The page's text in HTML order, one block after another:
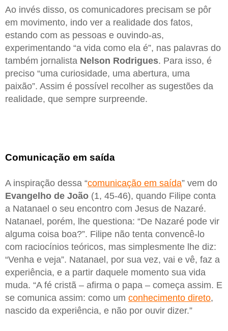
Ao invés disso, os comunicadores precisam se pôr
em movimento, indo ver a realidade dos fatos,
estando com as pessoas e ouvindo-as,
experimentando “a vida como ela é”, nas palavras do
também jornalista Nelson Rodrigues. Para isso, é
preciso “uma curiosidade, uma abertura, uma
paixão”. Assim é possível recolher as sugestões da
realidade, que sempre surpreende.
Comunicação em saída
A inspiração dessa “comunicação em saída” vem do
Evangelho de João (1, 45-46), quando Filipe conta
a Natanael o seu encontro com Jesus de Nazaré.
Natanael, porém, lhe questiona: “De Nazaré pode vir
alguma coisa boa?”. Filipe não tenta convencê-lo
com raciocínios teóricos, mas simplesmente lhe diz:
“Venha e veja”. Natanael, por sua vez, vai e vê, faz a
experiência, e a partir daquele momento sua vida
muda. “A fé cristã – afirma o papa – começa assim. E
se comunica assim: como um conhecimento direto,
nascido da experiência, e não por ouvir dizer.”